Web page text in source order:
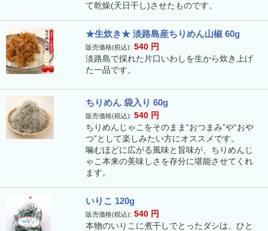
て乾燥(天日干し)させたものです。
★生炊き★ 淡路島産ちりめん山椒 60g
販売価格(税込): 540 円
淡路島で採れた片口いわしを生から炊き上げ
た一品です。
ちりめん 袋入り 60g
販売価格(税込): 540 円
ちりめんじゃこをそのまま“おつまみ”や“おや
つ”として楽しみたい方にオススメです。
噛むほどに広がる風味と旨味が、ちりめんじ
ゃこ本来の美味しさを存分に堪能させてくれ
ます。
いりこ 120g
販売価格(税込): 540 円
本物のいりこに煮干しでとったダシは、ひと